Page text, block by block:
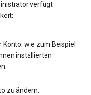
verfügt
wie zum Beispiel
installierten
zu ändern.